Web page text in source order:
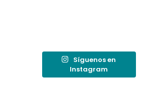
Síguenos en
Instagram